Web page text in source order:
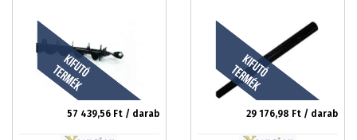
57 439,56 Ft / darab 29 176,98 Ft / darab